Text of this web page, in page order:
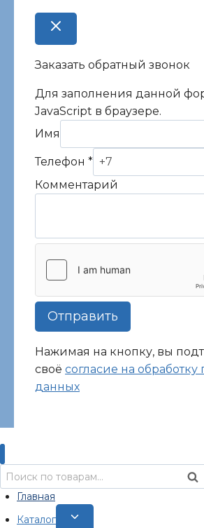
Заказать обратный звонок
Для заполнения данной
JavaScript в браузере.
Имя
Имя
Комментарий
Телефон *
Комментарий
Отправить
Нажимая на кнопку, вы
своё согласие на
данных
Искать:
Главная
Каталог
Переключить